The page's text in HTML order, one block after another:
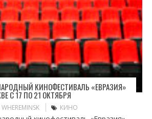
КИНОФЕСТИВАЛЬ «ЕВРАЗИЯ»
С 17 ПО 21 ОКТЯБРЯ
WHEREMINSK КИНО